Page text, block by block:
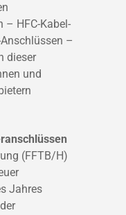
HFC-Kabel-
–
dieser
und
(FFTB/H)
Jahres